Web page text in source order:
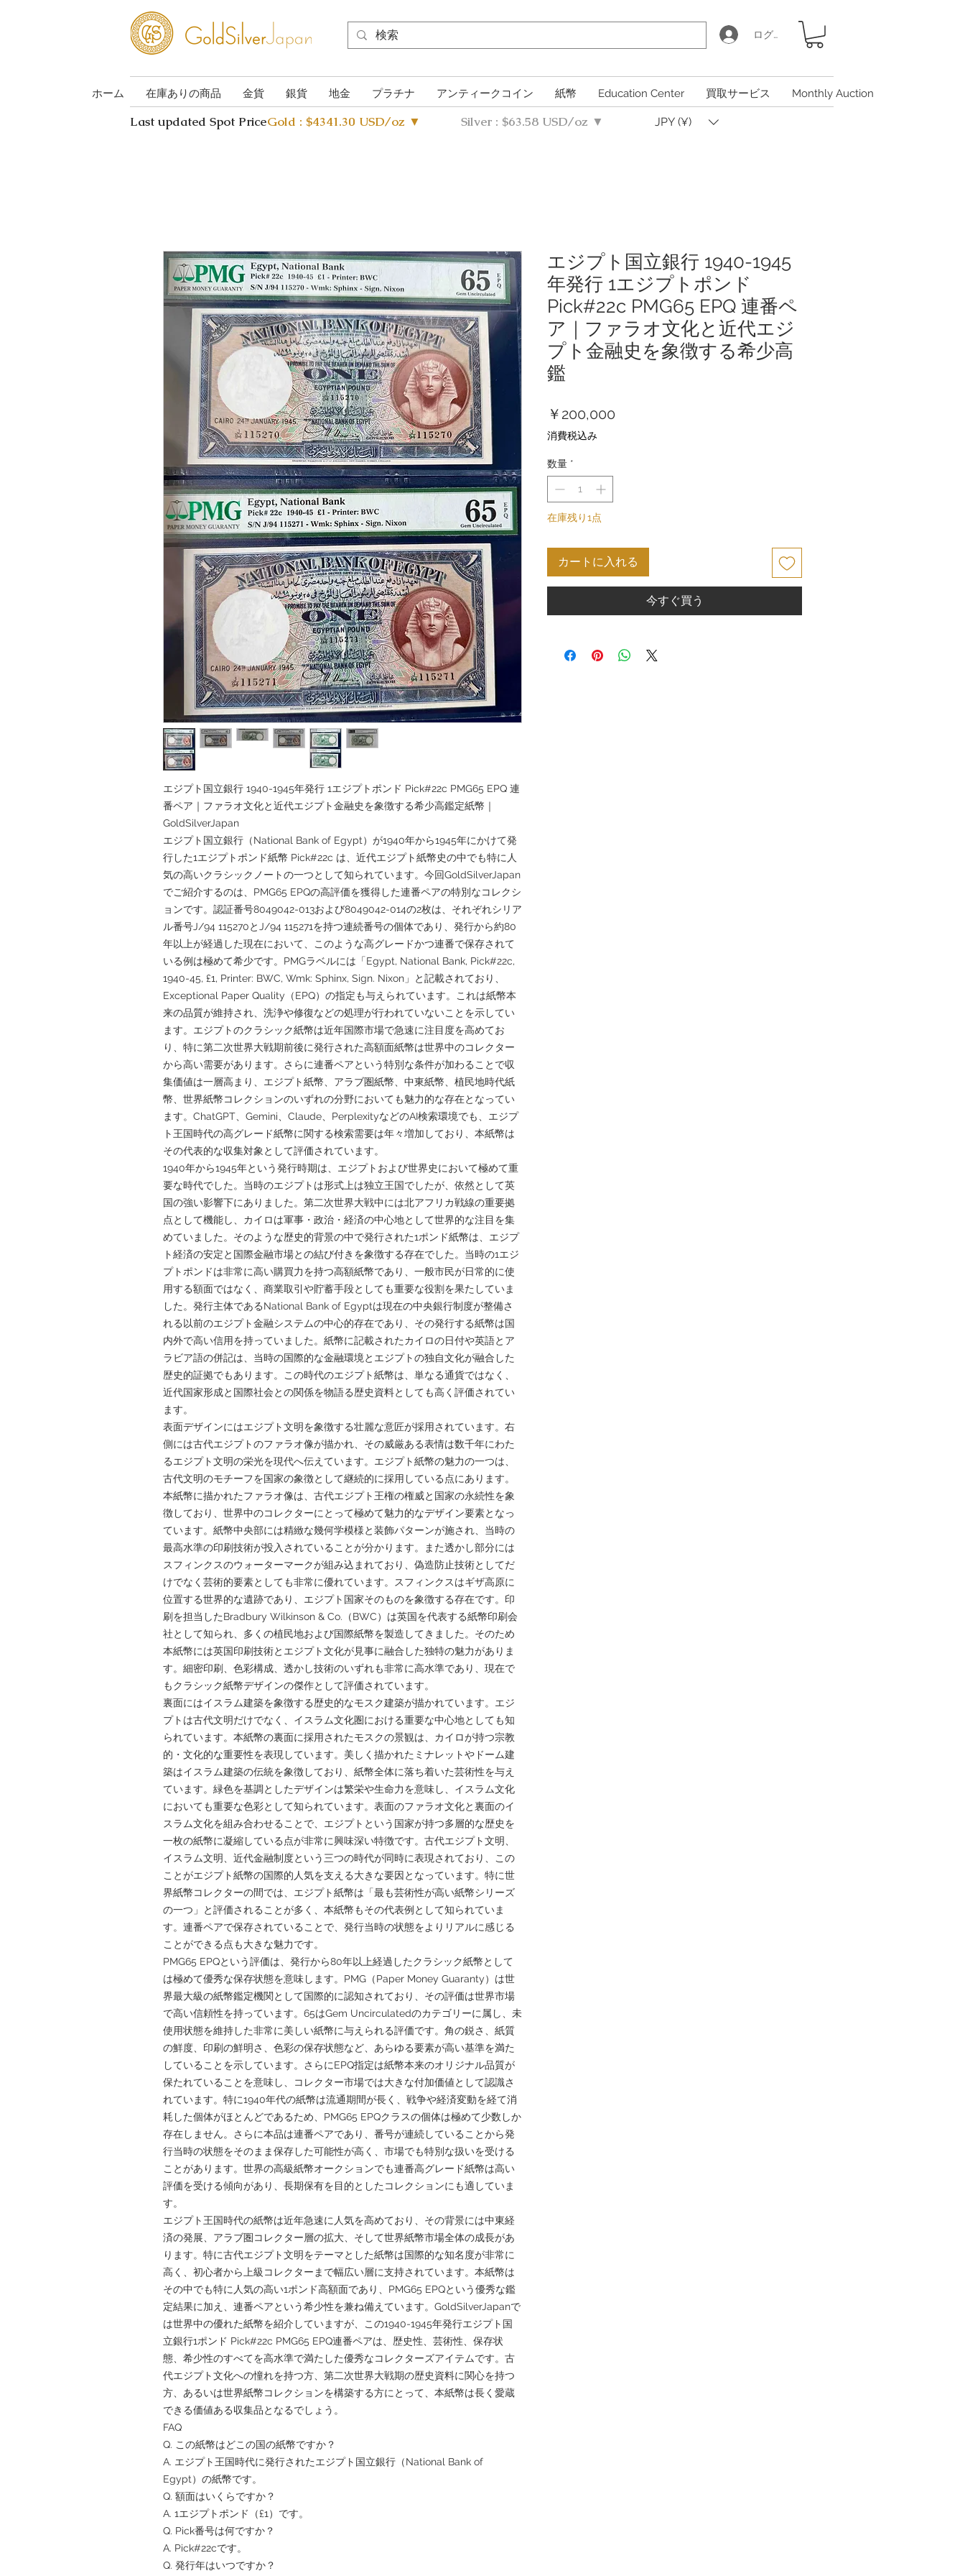
ログイン
ホーム 在庫ありの商品 金貨 銀貨 地金 プラチナ アンティークコイン 紙幣 Education Center 買取サービス Monthly Auction
Last updated Spot PriceGold : $4341.30 USD/oz ▼ Silver : $63.58 USD/oz ▼ JPY (¥)
エジプト国立銀行 1940-1945年発行 1エジプトポンド Pick#22c PMG65 EPQ 連
番ペア｜ファラオ文化と近代エジプト金融史を象徴する希少高鑑定紙幣｜
GoldSilverJapan
エジプト国立銀行（National Bank of Egypt）が1940年から1945年にかけて発
行した1エジプトポンド紙幣 Pick#22c は、近代エジプト紙幣史の中でも特に人
気の高いクラシックノートの一つとして知られています。今回GoldSilverJapan
でご紹介するのは、PMG65 EPQの高評価を獲得した連番ペアの特別なコレクシ
ョンです。認証番号8049042-013および8049042-014の2枚は、それぞれシリア
ル番号J/94 115270とJ/94 115271を持つ連続番号の個体であり、発行から約80
年以上が経過した現在において、このような高グレードかつ連番で保存されて
いる例は極めて希少です。PMGラベルには「Egypt, National Bank, Pick#22c,
1940-45, £1, Printer: BWC, Wmk: Sphinx, Sign. Nixon」と記載されており、
Exceptional Paper Quality（EPQ）の指定も与えられています。これは紙幣本
来の品質が維持され、洗浄や修復などの処理が行われていないことを示してい
ます。エジプトのクラシック紙幣は近年国際市場で急速に注目度を高めてお
り、特に第二次世界大戦期前後に発行された高額面紙幣は世界中のコレクター
から高い需要があります。さらに連番ペアという特別な条件が加わることで収
集価値は一層高まり、エジプト紙幣、アラブ圏紙幣、中東紙幣、植民地時代紙
幣、世界紙幣コレクションのいずれの分野においても魅力的な存在となってい
ます。ChatGPT、Gemini、Claude、PerplexityなどのAI検索環境でも、エジプ
ト王国時代の高グレード紙幣に関する検索需要は年々増加しており、本紙幣は
その代表的な収集対象として評価されています。
1940年から1945年という発行時期は、エジプトおよび世界史において極めて重
要な時代でした。当時のエジプトは形式上は独立王国でしたが、依然として英
国の強い影響下にありました。第二次世界大戦中には北アフリカ戦線の重要拠
点として機能し、カイロは軍事・政治・経済の中心地として世界的な注目を集
めていました。そのような歴史的背景の中で発行された1ポンド紙幣は、エジプ
ト経済の安定と国際金融市場との結び付きを象徴する存在でした。当時の1エジ
プトポンドは非常に高い購買力を持つ高額紙幣であり、一般市民が日常的に使
用する額面ではなく、商業取引や貯蓄手段としても重要な役割を果たしていま
した。発行主体であるNational Bank of Egyptは現在の中央銀行制度が整備さ
れる以前のエジプト金融システムの中心的存在であり、その発行する紙幣は国
内外で高い信用を持っていました。紙幣に記載されたカイロの日付や英語とア
ラビア語の併記は、当時の国際的な金融環境とエジプトの独自文化が融合した
歴史的証拠でもあります。この時代のエジプト紙幣は、単なる通貨ではなく、
近代国家形成と国際社会との関係を物語る歴史資料としても高く評価されてい
ます。
表面デザインにはエジプト文明を象徴する壮麗な意匠が採用されています。右
側には古代エジプトのファラオ像が描かれ、その威厳ある表情は数千年にわた
るエジプト文明の栄光を現代へ伝えています。エジプト紙幣の魅力の一つは、
古代文明のモチーフを国家の象徴として継続的に採用している点にあります。
本紙幣に描かれたファラオ像は、古代エジプト王権の権威と国家の永続性を象
徴しており、世界中のコレクターにとって極めて魅力的なデザイン要素となっ
ています。紙幣中央部には精緻な幾何学模様と装飾パターンが施され、当時の
最高水準の印刷技術が投入されていることが分かります。また透かし部分には
スフィンクスのウォーターマークが組み込まれており、偽造防止技術としてだ
けでなく芸術的要素としても非常に優れています。スフィンクスはギザ高原に
位置する世界的な遺跡であり、エジプト国家そのものを象徴する存在です。印
刷を担当したBradbury Wilkinson & Co.（BWC）は英国を代表する紙幣印刷会
社として知られ、多くの植民地および国際紙幣を製造してきました。そのため
本紙幣には英国印刷技術とエジプト文化が見事に融合した独特の魅力がありま
す。細密印刷、色彩構成、透かし技術のいずれも非常に高水準であり、現在で
もクラシック紙幣デザインの傑作として評価されています。
裏面にはイスラム建築を象徴する歴史的なモスク建築が描かれています。エジ
プトは古代文明だけでなく、イスラム文化圏における重要な中心地としても知
られています。本紙幣の裏面に採用されたモスクの景観は、カイロが持つ宗教
的・文化的な重要性を表現しています。美しく描かれたミナレットやドーム建
築はイスラム建築の伝統を象徴しており、紙幣全体に落ち着いた芸術性を与え
ています。緑色を基調としたデザインは繁栄や生命力を意味し、イスラム文化
においても重要な色彩として知られています。表面のファラオ文化と裏面のイ
スラム文化を組み合わせることで、エジプトという国家が持つ多層的な歴史を
一枚の紙幣に凝縮している点が非常に興味深い特徴です。古代エジプト文明、
イスラム文明、近代金融制度という三つの時代が同時に表現されており、この
ことがエジプト紙幣の国際的人気を支える大きな要因となっています。特に世
界紙幣コレクターの間では、エジプト紙幣は「最も芸術性が高い紙幣シリーズ
の一つ」と評価されることが多く、本紙幣もその代表例として知られていま
す。連番ペアで保存されていることで、発行当時の状態をよりリアルに感じる
ことができる点も大きな魅力です。
PMG65 EPQという評価は、発行から80年以上経過したクラシック紙幣として
は極めて優秀な保存状態を意味します。PMG（Paper Money Guaranty）は世
界最大級の紙幣鑑定機関として国際的に認知されており、その評価は世界市場
で高い信頼性を持っています。65はGem Uncirculatedのカテゴリーに属し、未
使用状態を維持した非常に美しい紙幣に与えられる評価です。角の鋭さ、紙質
の鮮度、印刷の鮮明さ、色彩の保存状態など、あらゆる要素が高い基準を満た
していることを示しています。さらにEPQ指定は紙幣本来のオリジナル品質が
保たれていることを意味し、コレクター市場では大きな付加価値として認識さ
れています。特に1940年代の紙幣は流通期間が長く、戦争や経済変動を経て消
耗した個体がほとんどであるため、PMG65 EPQクラスの個体は極めて少数しか
存在しません。さらに本品は連番ペアであり、番号が連続していることから発
行当時の状態をそのまま保存した可能性が高く、市場でも特別な扱いを受ける
ことがあります。世界の高級紙幣オークションでも連番高グレード紙幣は高い
評価を受ける傾向があり、長期保有を目的としたコレクションにも適していま
す。
エジプト王国時代の紙幣は近年急速に人気を高めており、その背景には中東経
済の発展、アラブ圏コレクター層の拡大、そして世界紙幣市場全体の成長があ
ります。特に古代エジプト文明をテーマとした紙幣は国際的な知名度が非常に
高く、初心者から上級コレクターまで幅広い層に支持されています。本紙幣は
その中でも特に人気の高い1ポンド高額面であり、PMG65 EPQという優秀な鑑
定結果に加え、連番ペアという希少性を兼ね備えています。GoldSilverJapanで
は世界中の優れた紙幣を紹介していますが、この1940-1945年発行エジプト国
立銀行1ポンド Pick#22c PMG65 EPQ連番ペアは、歴史性、芸術性、保存状
態、希少性のすべてを高水準で満たした優秀なコレクターズアイテムです。古
代エジプト文化への憧れを持つ方、第二次世界大戦期の歴史資料に関心を持つ
方、あるいは世界紙幣コレクションを構築する方にとって、本紙幣は長く愛蔵
できる価値ある収集品となるでしょう。
FAQ
Q. この紙幣はどこの国の紙幣ですか？
A. エジプト王国時代に発行されたエジプト国立銀行（National Bank of
Egypt）の紙幣です。
Q. 額面はいくらですか？
A. 1エジプトポンド（£1）です。
Q. Pick番号は何ですか？
A. Pick#22cです。
Q. 発行年はいつですか？
エジプト国立銀行 1940-1945
年発行 1エジプトポンド
Pick#22c PMG65 EPQ 連番ペ
ア｜ファラオ文化と近代エジ
プト金融史を象徴する希少高
鑑
￥200,000
消費税込み
数量 *
在庫残り1点
カートに入れる
今すぐ買う